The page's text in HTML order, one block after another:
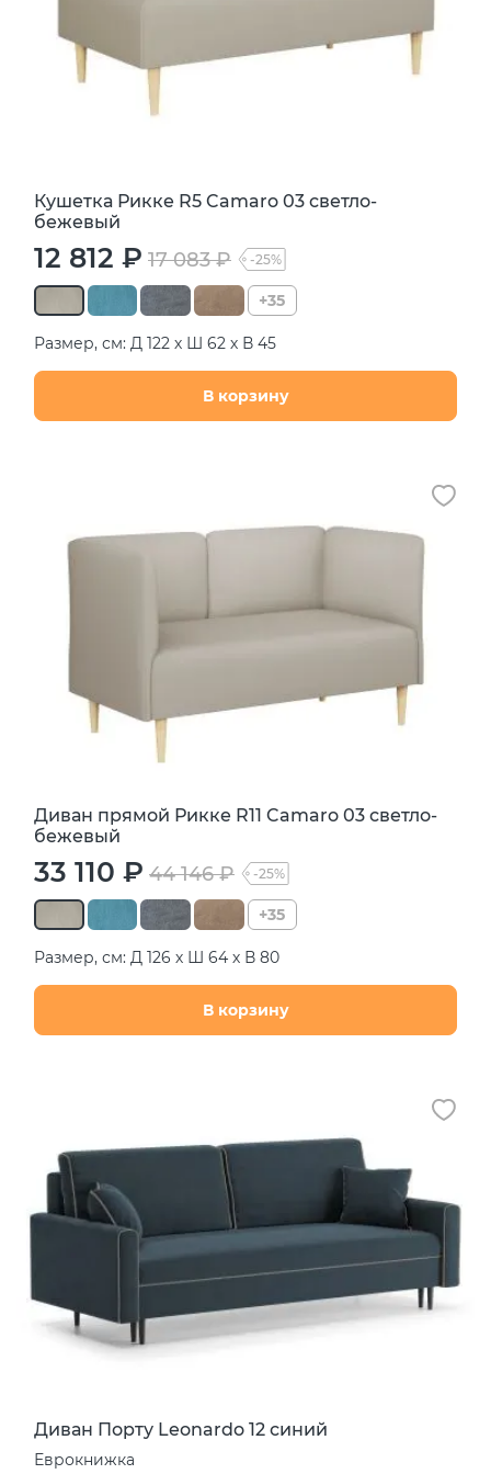
Кушетка Рикке R5 Camaro 03 светло-
бежевый
12 812 ₽ 17 083 ₽ -25%
+35
Размер, см: Д 122 х Ш 62 х В 45
В корзину
Диван прямой Рикке R11 Camaro 03 светло-
бежевый
33 110 ₽ 44 146 ₽ -25%
+35
Размер, см: Д 126 х Ш 64 х В 80
В корзину
Диван Порту Leonardo 12 синий
Еврокнижка